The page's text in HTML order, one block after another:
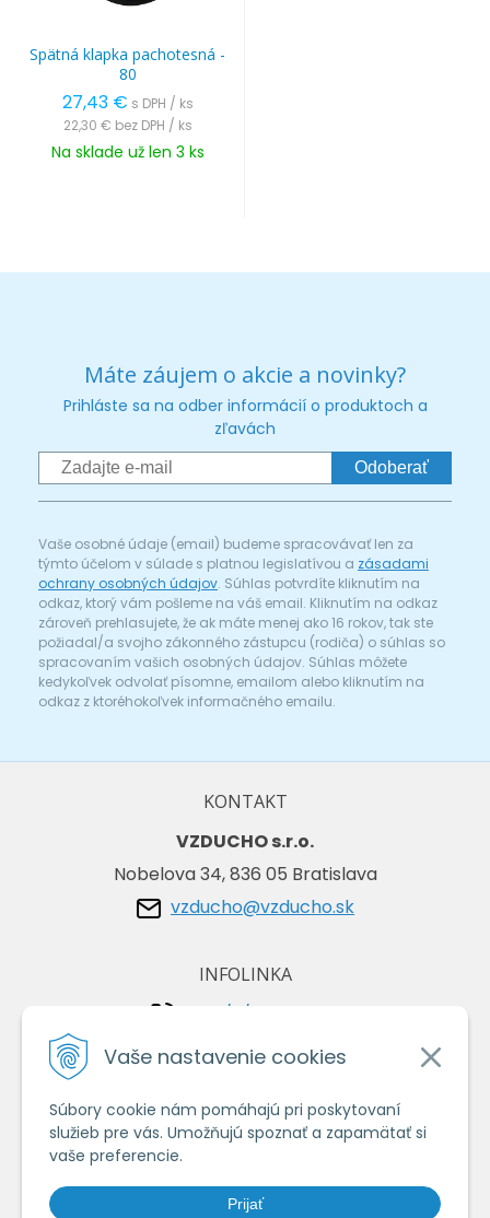
Vaše nastavenie cookies
Súbory cookie nám pomáhajú pri poskytovaní
služieb pre vás. Umožňujú spoznať a zapamätať si
vaše preferencie.
Prijať
Spätná klapka pachotesná -
80
27,43 € s DPH / ks
22,30 € bez DPH / ks
Na sklade už len 3 ks
Máte záujem o akcie a novinky?
Prihláste sa na odber informácií o produktoch a
zľavách
Odoberať
Vaše osobné údaje (email) budeme spracovávať len za
týmto účelom v súlade s platnou legislatívou a zásadami
ochrany osobných údajov. Súhlas potvrdíte kliknutím na
odkaz, ktorý vám pošleme na váš email. Kliknutím na odkaz
zároveň prehlasujete, že ak máte menej ako 16 rokov, tak ste
požiadal/a svojho zákonného zástupcu (rodiča) o súhlas so
spracovaním vašich osobných údajov. Súhlas môžete
kedykoľvek odvolať písomne, emailom alebo kliknutím na
odkaz z ktoréhokoľvek informačného emailu.
KONTAKT
VZDUCHO s.r.o.
Nobelova 34, 836 05 Bratislava
vzducho@vzducho.sk
INFOLINKA
+421/2/4464 0134
+421/903 729 042
VŠETKO O NÁKUPE
Obchodné podmienky
Ochrana osobných údajov